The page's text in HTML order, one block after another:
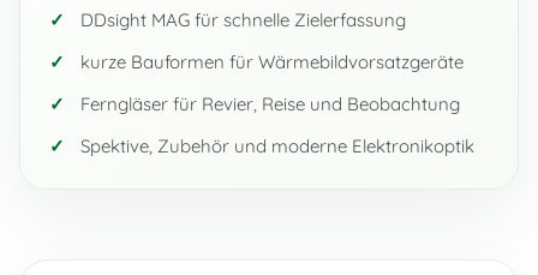
DDsight MAG für schnelle Zielerfassung
kurze Bauformen für Wärmebildvorsatzgeräte
Ferngläser für Revier, Reise und Beobachtung
Spektive, Zubehör und moderne Elektronikoptik